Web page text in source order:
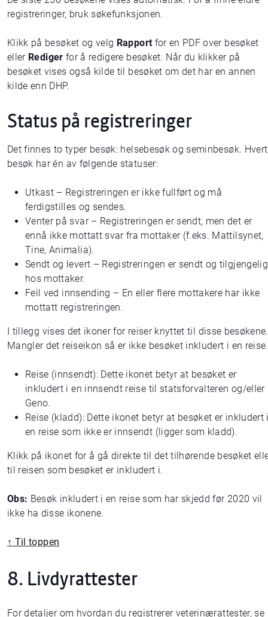
registreringer, bruk søkefunksjonen.
Klikk på besøket og velg Rapport for en PDF over besøket
ellerRediger for å redigere besøket. Når du klikker på
besøket vises også kilde til besøket om det har en annen
kilde enn DHP.
Status på registreringer
Det finnes to typer besøk: helsebesøk og seminbesøk. Hvert
besøk har én av følgende statuser:
Utkast – Registreringen er ikke fullført og må
ferdigstilles og sendes.
Venter på svar – Registreringen er sendt, men det er
ennå ikke mottatt svar fra mottaker (f.eks. Mattilsynet,
Tine, Animalia).
Sendt og levert – Registreringen er sendt og tilgjengelig
hos mottaker.
Feil ved innsending – En eller flere mottakere har ikke
mottatt registreringen.
I tillegg vises det ikoner for reiser knyttet til disse besøkene.
Mangler det reiseikon så er ikke besøket inkludert i en reise.
Reise (innsendt): Dette ikonet betyr at besøket er
inkludert i en innsendt reise til statsforvalteren og/eller
Geno.
Reise (kladd): Dette ikonet betyr at besøket er inkludert
en reise som ikke er innsendt (ligger som kladd).
Klikk på ikonet for å gå direkte til det tilhørende besøket
til reisen som besøket er inkludert i.
Obs: Besøk inkludert i en reise som har skjedd før 2020 vil
ikke ha disse ikonene.
↑ Til toppen
8. Livdyrattester
For detaljer om hvordan du registrerer veterinærattester, se